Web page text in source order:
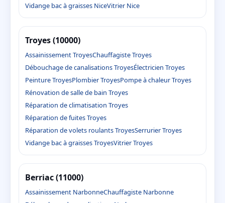
Vidange bac à graisses NiceVitrier Nice
Troyes (10000)
Assainissement TroyesChauffagiste Troyes
Débouchage de canalisations TroyesÉlectricien Troyes
Peinture TroyesPlombier TroyesPompe à chaleur Troyes
Rénovation de salle de bain Troyes
Réparation de climatisation Troyes
Réparation de fuites Troyes
Réparation de volets roulants TroyesSerrurier Troyes
Vidange bac à graisses TroyesVitrier Troyes
Berriac (11000)
Assainissement NarbonneChauffagiste Narbonne